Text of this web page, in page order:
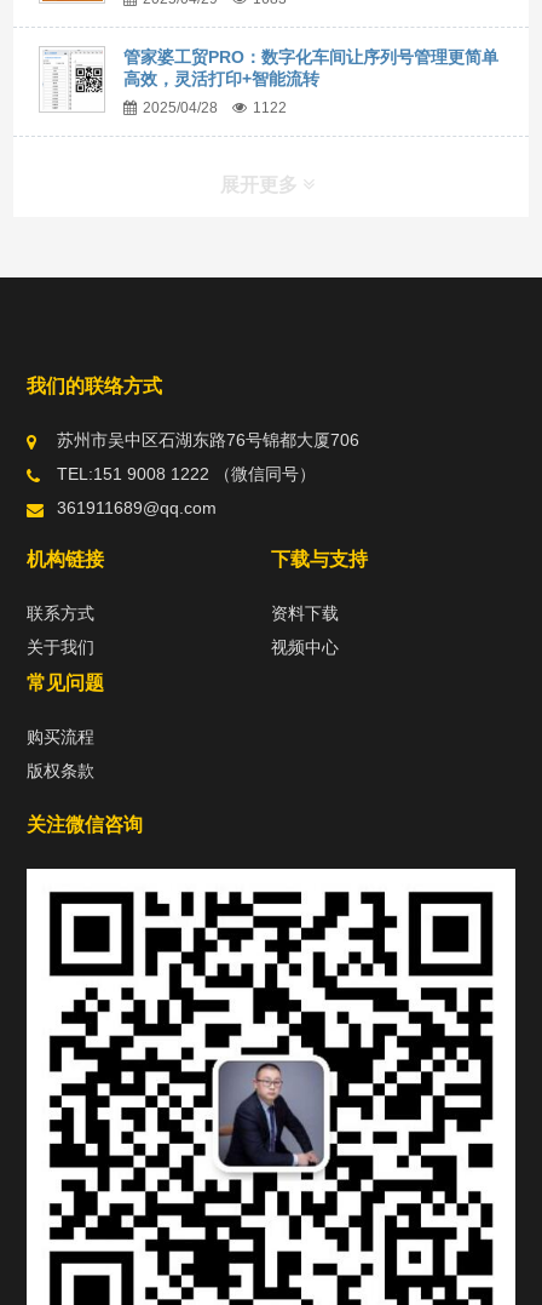
管家婆工贸PRO：数字化车间让序列号管理更简单
高效，灵活打印+智能流转
2025/04/28 1122
展开更多
我们的联络方式
苏州市吴中区石湖东路76号锦都大厦706
TEL:151 9008 1222 （微信同号）
361911689@qq.com
机构链接
联系方式
关于我们
下载与支持
资料下载
视频中心
常见问题
购买流程
版权条款
关注微信咨询